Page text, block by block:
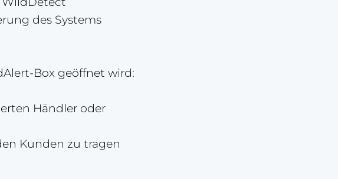
des Systems
Box geöffnet wird:
Händler oder
Kunden zu tragen